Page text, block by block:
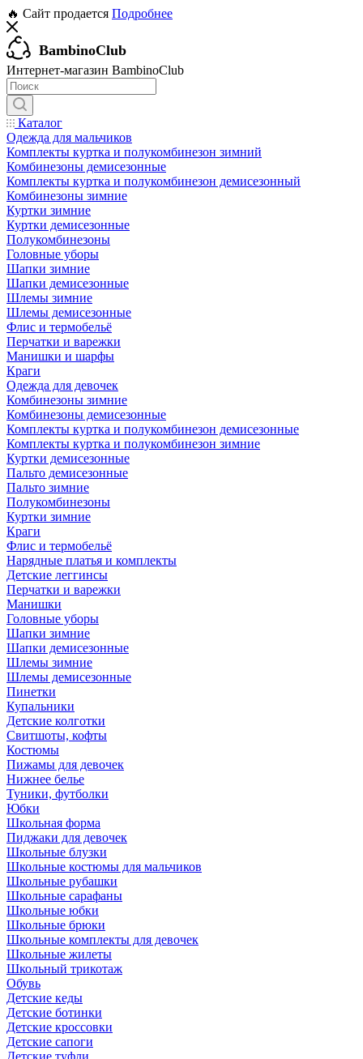
🔥 Сайт продается Подробнее
BambinoClub
Интернет-магазин BambinoClub
Каталог
Одежда для мальчиков
Комплекты куртка и полукомбинезон зимний
Комбинезоны демисезонные
Комплекты куртка и полукомбинезон демисезонный
Комбинезоны зимние
Куртки зимние
Куртки демисезонные
Полукомбинезоны
Головные уборы
Шапки зимние
Шапки демисезонные
Шлемы зимние
Шлемы демисезонные
Флис и термобельё
Перчатки и варежки
Манишки и шарфы
Краги
Одежда для девочек
Комбинезоны зимние
Комбинезоны демисезонные
Комплекты куртка и полукомбинезон демисезонные
Комплекты куртка и полукомбинезон зимние
Куртки демисезонные
Пальто демисезонные
Пальто зимние
Полукомбинезоны
Куртки зимние
Краги
Флис и термобельё
Нарядные платья и комплекты
Детские леггинсы
Перчатки и варежки
Манишки
Головные уборы
Шапки зимние
Шапки демисезонные
Шлемы зимние
Шлемы демисезонные
Пинетки
Купальники
Детские колготки
Свитшоты, кофты
Костюмы
Пижамы для девочек
Нижнее белье
Туники, футболки
Юбки
Школьная форма
Пиджаки для девочек
Школьные блузки
Школьные костюмы для мальчиков
Школьные рубашки
Школьные сарафаны
Школьные юбки
Школьные брюки
Школьные комплекты для девочек
Школьные жилеты
Школьный трикотаж
Обувь
Детские кеды
Детские ботинки
Детские кроссовки
Детские сапоги
Детские туфли